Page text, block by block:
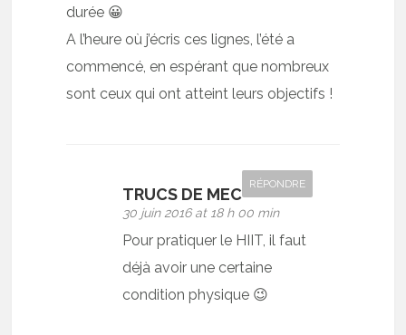
durée 😀
A l’heure où j’écris ces lignes, l’été a
commencé, en espérant que nombreux
sont ceux qui ont atteint leurs objectifs !
TRUCS DE MEC
30 juin 2016 at 18 h 00 min
RÉPONDRE
Pour pratiquer le HIIT, il faut
déjà avoir une certaine
condition physique 😉